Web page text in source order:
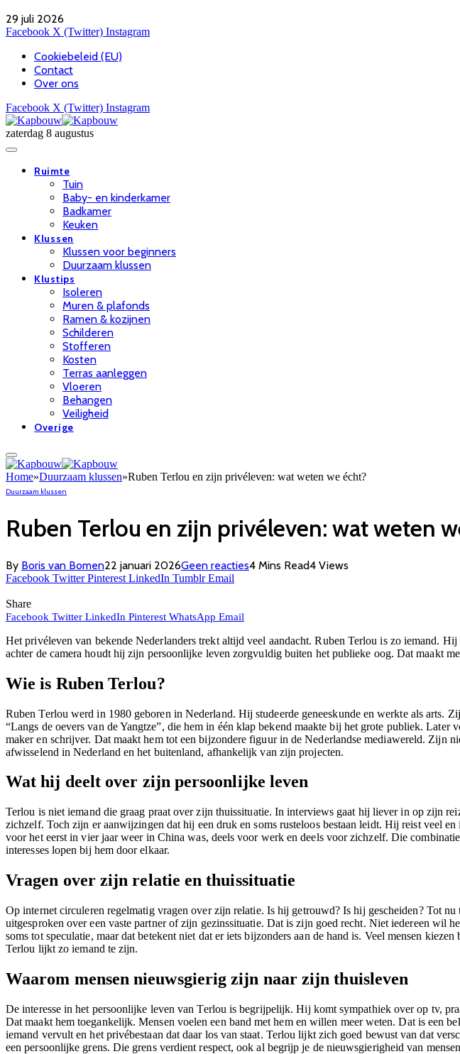
29 juli 2026
Facebook X (Twitter) Instagram
Cookiebeleid (EU)
Contact
Over ons
Facebook X (Twitter) Instagram
zaterdag 8 augustus
Ruimte
Tuin
Baby- en kinderkamer
Badkamer
Keuken
Klussen
Klussen voor beginners
Duurzaam klussen
Klustips
Isoleren
Muren & plafonds
Ramen & kozijnen
Schilderen
Stofferen
Kosten
Terras aanleggen
Vloeren
Behangen
Veiligheid
Overige
Home»Duurzaam klussen»Ruben Terlou en zijn privéleven: wat weten we écht?
Duurzaam klussen
Ruben Terlou en zijn privéleven: wat weten
By Boris van Bomen22 januari 2026Geen reacties4 Mins Read4 Views
Facebook Twitter Pinterest LinkedIn Tumblr Email
Share
Facebook Twitter LinkedIn Pinterest WhatsApp Email
Het privéleven van bekende Nederlanders trekt altijd veel aandacht. Ruben Terlou is zo iemand.
achter de camera houdt hij zijn persoonlijke leven zorgvuldig buiten het publieke oog. Dat maakt
Wie is Ruben Terlou?
Ruben Terlou werd in 1980 geboren in Nederland. Hij studeerde geneeskunde en werkte als arts.
“Langs de oevers van de Yangtze”, die hem in één klap bekend maakte bij het grote publiek.
maker en schrijver. Dat maakt hem tot een bijzondere figuur in de Nederlandse mediawereld.
afwisselend in Nederland en het buitenland, afhankelijk van zijn projecten.
Wat hij deelt over zijn persoonlijke leven
Terlou is niet iemand die graag praat over zijn thuissituatie. In interviews gaat hij liever in op zijn
zichzelf. Toch zijn er aanwijzingen dat hij een druk en soms rusteloos bestaan leidt. Hij reist veel
voor het eerst in vier jaar weer in China was, deels voor werk en deels voor zichzelf. Die
interesses lopen bij hem door elkaar.
Vragen over zijn relatie en thuissituatie
Op internet circuleren regelmatig vragen over zijn relatie. Is hij getrouwd? Is hij gescheiden? Tot
uitgesproken over een vaste partner of zijn gezinssituatie. Dat is zijn goed recht. Niet iedereen wil
soms tot speculatie, maar dat betekent niet dat er iets bijzonders aan de hand is. Veel mensen
Terlou lijkt zo iemand te zijn.
Waarom mensen nieuwsgierig zijn naar zijn thuisleven
De interesse in het persoonlijke leven van Terlou is begrijpelijk. Hij komt sympathiek over op tv,
Dat maakt hem toegankelijk. Mensen voelen een band met hem en willen meer weten. Dat is een
iemand vervult en het privébestaan dat daar los van staat. Terlou lijkt zich goed bewust van dat
een persoonlijke grens. Die grens verdient respect, ook al begrijp je de nieuwsgierigheid van